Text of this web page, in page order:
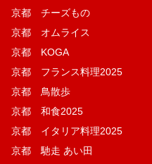
京都 チーズもの
京都 オムライス
京都 KOGA
京都 フランス料理2025
京都 鳥散歩
京都 和食2025
京都 イタリア料理2025
京都 馳走 あい田